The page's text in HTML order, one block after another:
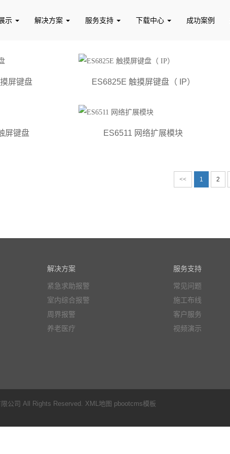
示 解决方案 服务支持 下载中心 成功案例
屏键盘 ES6825E 触摸屏键盘（ IP）
屏键盘 ES6511 网络扩展模块
<< 1 2
解决方案
紧急求助报警
室内综合报警
周界报警
养老医疗
服务支持
常见问题
施工布线
客户服务
视频演示
公司 All Rights Reserved. XML地图 pbootcms模板